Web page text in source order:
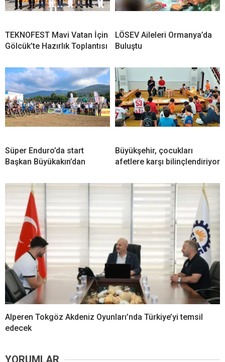
TEKNOFEST Mavi Vatan İçin
Gölcük’te Hazırlık Toplantısı
LÖSEV Aileleri Ormanya’da
Buluştu
Süper Enduro’da start
Başkan Büyükakın’dan
Büyükşehir, çocukları
afetlere karşı bilinçlendiriyor
Alperen Tokgöz Akdeniz Oyunları’nda Türkiye’yi temsil
edecek
YORUMLAR